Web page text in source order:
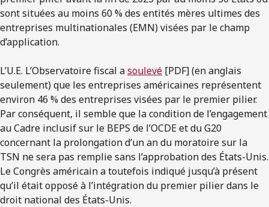
sont situées au moins 60 % des entités mères ultimes des
entreprises multinationales (EMN) visées par le champ
d’application.
L’U.E. L’Observatoire fiscal asoulevé [PDF] (en anglais
seulement) que les entreprises américaines représentent
environ 46 % des entreprises visées par le premier pilier.
Par conséquent, il semble que la condition de l’engagement
au Cadre inclusif sur le BEPS de l’OCDE et du G20
concernant la prolongation d’un an du moratoire sur la
TSN ne sera pas remplie sans l’approbation des États-Unis.
Le Congrès américain a toutefois indiqué jusqu’à présent
qu’il était opposé à l’intégration du premier pilier dans le
droit national des États-Unis.